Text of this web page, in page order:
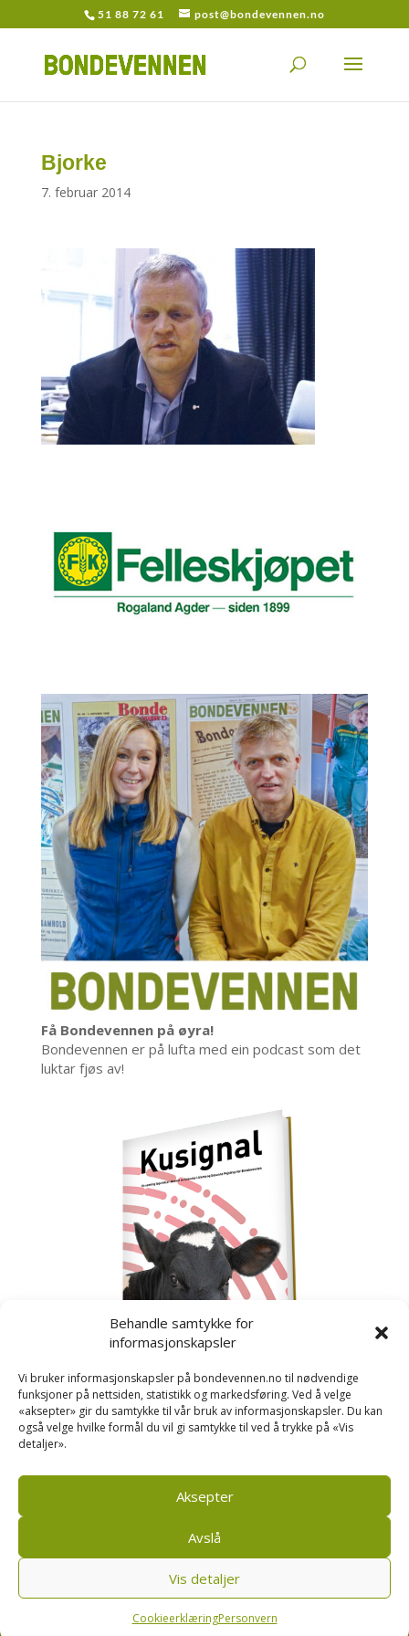
Behandle samtykke for
informasjonskapsler
Vi bruker informasjonskapsler på bondevennen.no til nødvendige
funksjoner på nettsiden, statistikk og markedsføring. Ved å velge
«aksepter» gir du samtykke til vår bruk av informasjonskapsler. Du kan
også velge hvilke formål du vil gi samtykke til ved å trykke på «Vis
detaljer».
Aksepter
Avslå
Vis detaljer
CookieerklæringPersonvern
51 88 72 61 post@bondevennen.no
Bjorke
7. februar 2014
Få Bondevennen på øyra!
Bondevennen er på lufta med ein podcast som det
luktar fjøs av!
Kusignal
Bondevennen SA, Pb 208, sentrum, 4001 Stavanger
Personvern og cookies regler